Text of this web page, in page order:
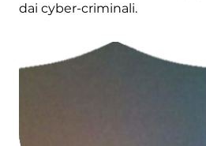
dai cyber-criminali.